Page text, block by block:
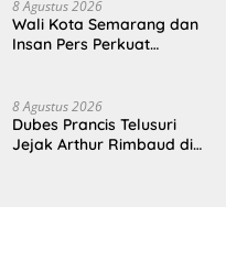
8 Agustus 2026
Wali Kota Semarang dan
Insan Pers Perkuat
8 Agustus 2026
Dubes Prancis Telusuri
Jejak Arthur Rimbaud di